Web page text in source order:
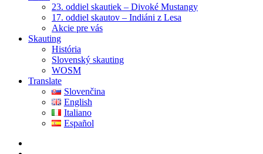
23. oddiel skautiek – Divoké Mustangy
17. oddiel skautov – Indiáni z Lesa
Akcie pre vás
Skauting
História
Slovenský skauting
WOSM
Translate
Slovenčina
English
Italiano
Español